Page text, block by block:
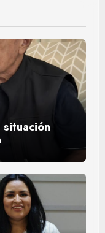
situación